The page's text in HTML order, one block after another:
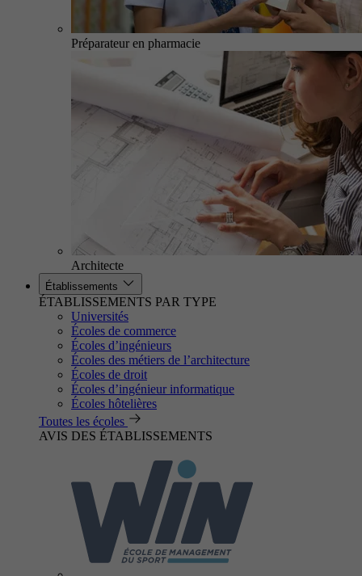
Préparateur en pharmacie
Architecte
Établissements
ÉTABLISSEMENTS PAR TYPE
Universités
Écoles de commerce
Écoles d’ingénieurs
Écoles des métiers de l’architecture
Écoles de droit
Écoles d’ingénieur informatique
Écoles hôtelières
Toutes les écoles
AVIS DES ÉTABLISSEMENTS